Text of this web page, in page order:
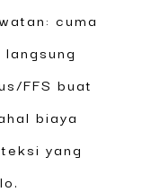
cuma
FFS buat
biaya
yang